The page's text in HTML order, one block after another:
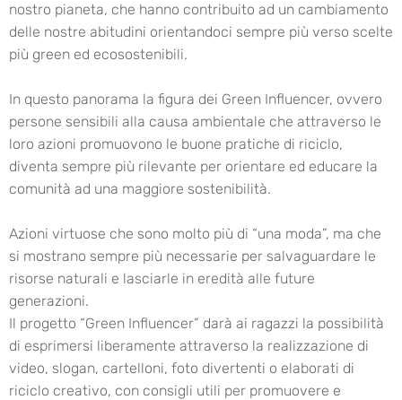
nostro pianeta, che hanno contribuito ad un cambiamento
delle nostre abitudini orientandoci sempre più verso scelte
più green ed ecosostenibili.
In questo panorama la figura dei Green Influencer, ovvero
persone sensibili alla causa ambientale che attraverso le
loro azioni promuovono le buone pratiche di riciclo,
diventa sempre più rilevante per orientare ed educare la
comunità ad una maggiore sostenibilità.
Azioni virtuose che sono molto più di “una moda”, ma che
si mostrano sempre più necessarie per salvaguardare le
risorse naturali e lasciarle in eredità alle future
generazioni.
Il progetto “Green Influencer” darà ai ragazzi la possibilità
di esprimersi liberamente attraverso la realizzazione di
video, slogan, cartelloni, foto divertenti o elaborati di
riciclo creativo, con consigli utili per promuovere e